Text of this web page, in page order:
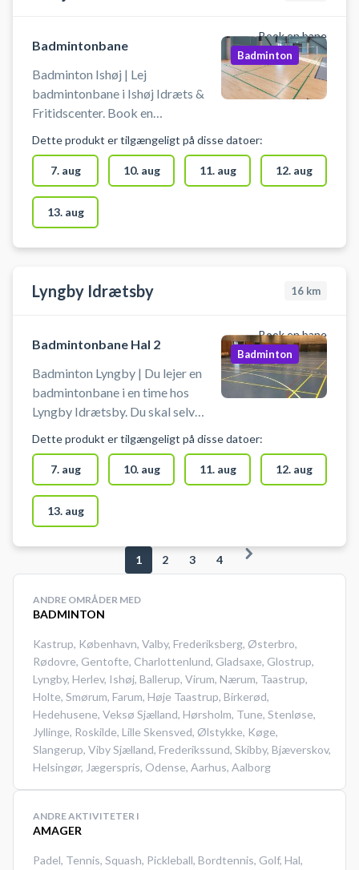
Book en bane
Badmintonbane
Badminton Ishøj | Lej
badmintonbane i Ishøj Idræts &
Fritidscenter. Book en
i Ishøj på en af badmintonbanerne
i hallerne ved Ishøj Idræts &
Fritidscenter. Medbring selv
badminton ketcher og bolde.
Gratis parkering findes ved hallen.
Badminton
Dette produkt er tilgængeligt på disse datoer:
7. aug 10. aug 11. aug 12. aug
13. aug
Lyngby Idrætsby 16 km
Book en bane
Badmintonbane Hal 2
Badminton Lyngby | Du lejer en
badmintonbane i en time hos
Lyngby Idrætsby. Du skal selv
Medbring selv ketcher og bolde.
Der skal benyttes indendørssko,
som ikke sætter mærker. Der er
mulighed for omklædning.
Badminton
Dette produkt er tilgængeligt på disse datoer:
7. aug 10. aug 11. aug 12. aug
13. aug
1 2 3 4
ANDRE OMRÅDER MED
BADMINTON
Kastrup, København, Valby, Frederiksberg, Østerbro,
Rødovre, Gentofte, Charlottenlund, Gladsaxe, Glostrup,
Lyngby, Herlev, Ishøj, Ballerup, Virum, Nærum, Taastrup,
Holte, Smørum, Farum, Høje Taastrup, Birkerød,
Hedehusene, Veksø Sjælland, Hørsholm, Tune, Stenløse,
Jyllinge, Roskilde, Lille Skensved, Ølstykke, Køge,
Slangerup, Viby Sjælland, Frederikssund, Skibby, Bjæverskov,
Helsingør, Jægerspris, Odense, Aarhus, Aalborg
ANDRE AKTIVITETER I
AMAGER
Padel, Tennis, Squash, Pickleball, Bordtennis, Golf, Hal,